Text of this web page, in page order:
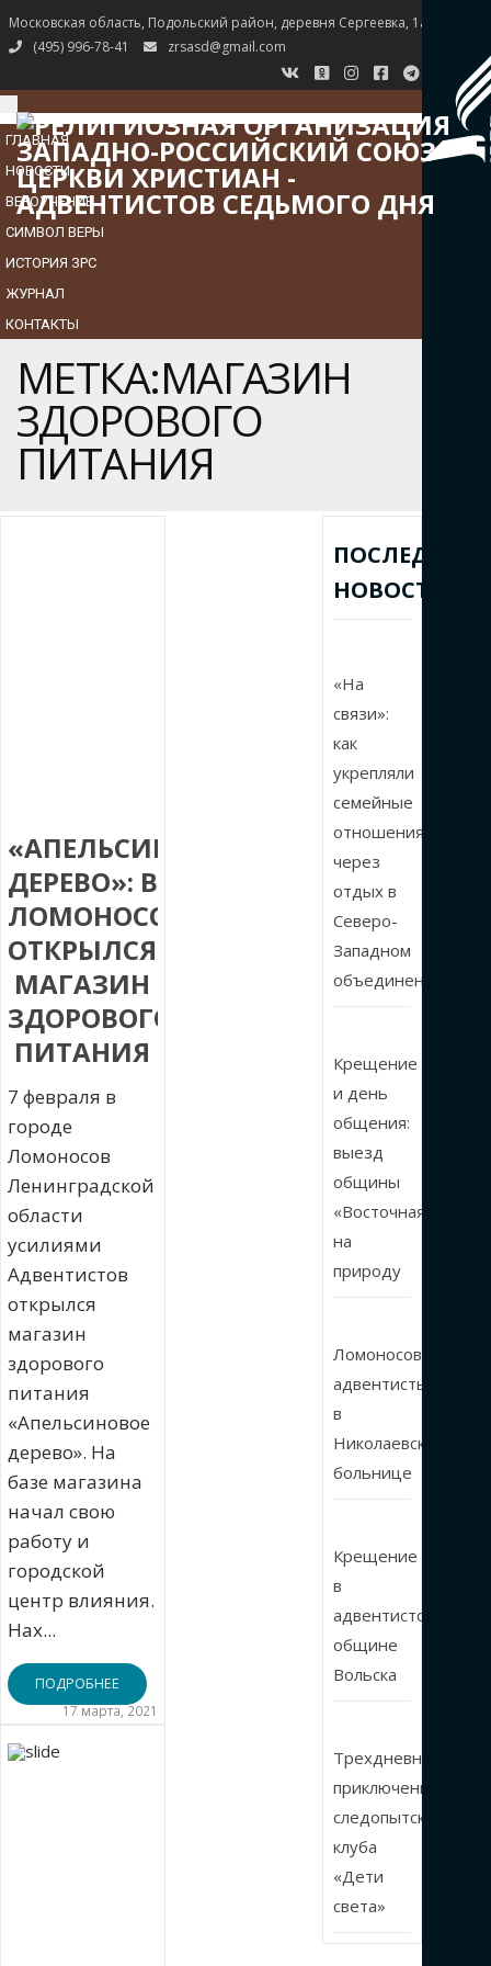
Московская область, Подольский район, деревня Сергеевка, 1а
(495) 996-78-41
zrsasd@gmail.com
TOGGLE
NAVIGATION
ГЛАВНАЯ
НОВОСТИ
ВЕРОУЧЕНИЕ
СИМВОЛ ВЕРЫ
ИСТОРИЯ ЗРС
ЖУРНАЛ
КОНТАКТЫ
МЕТКА:МАГАЗИН
ЗДОРОВОГО
ПИТАНИЯ
«АПЕЛЬСИНОВОЕ
ДЕРЕВО»: В
ЛОМОНОСОВЕ
ОТКРЫЛСЯ
МАГАЗИН
ЗДОРОВОГО
ПИТАНИЯ
7 февраля в
городе
Ломоносов
Ленинградской
области
усилиями
Адвентистов
открылся
магазин
здорового
питания
«Апельсиновое
дерево». На
базе магазина
начал свою
работу и
городской
центр влияния.
Нах...
ПОДРОБНЕЕ
17 марта, 2021
ПОСЛЕДНИЕ
НОВОСТИ
«На
связи»:
как
укрепляли
семейные
отношения
через
отдых в
Северо-
Западном
объединении
Крещение
и день
общения:
выезд
общины
«Восточная»
на
природу
Ломоносовские
адвентисты
в
Николаевской
больнице
Крещение
в
адвентистской
общине
Вольска
Трехдневные
приключения
следопытского
клуба
«Дети
света»